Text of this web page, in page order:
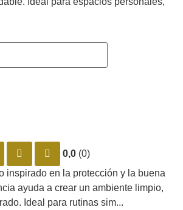
0,0 (0)
inspirado en la protección y la buena
ayuda a crear un ambiente limpio,
Ideal para rutinas sim...